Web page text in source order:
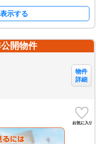
示する
開物件
物件
詳細